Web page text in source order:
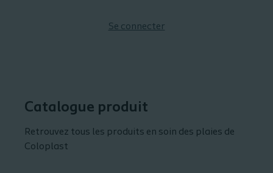
Se connecter
Catalogue produit
Retrouvez tous les produits en soin des plaies de
Coloplast